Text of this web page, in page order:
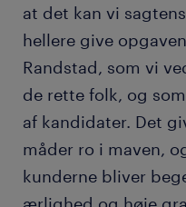
at det kan vi
hellere give
Randstad, som vi
de rette folk, og
af kandidater. Det
måder ro i maven,
kunderne bliver